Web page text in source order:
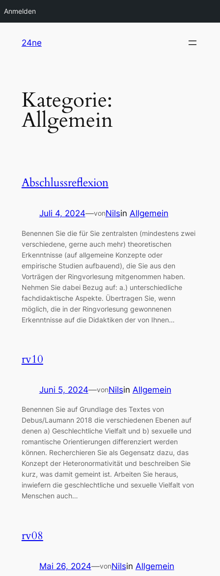
Anmelden
Inhalt24ne
Kategorie:
Allgemein
Abschlussreflexion
Juli 4, 2024—vonNilsin Allgemein
Benennen Sie die für Sie zentralsten (mindestens zwei
verschiedene, gerne auch mehr) theoretischen
Erkenntnisse (auf allgemeine Konzepte oder
empirische Studien aufbauend), die Sie aus den
Vorträgen der Ringvorlesung mitgenommen haben.
Nehmen Sie dabei Bezug auf: a.) unterschiedliche
fachdidaktische Aspekte. Übertragen Sie, wenn
möglich, die in der Ringvorlesung gewonnenen
Erkenntnisse auf die Didaktiken der von Ihnen…
rv10
Juni 5, 2024—vonNilsin Allgemein
Benennen Sie auf Grundlage des Textes von
Debus/Laumann 2018 die verschiedenen Ebenen auf
denen a) Geschlechtliche Vielfalt und b) sexuelle und
romantische Orientierungen differenziert werden
können. Recherchieren Sie als Gegensatz dazu, das
Konzept der Heteronormativität und beschreiben Sie
kurz, was damit gemeint ist. Arbeiten Sie heraus,
inwiefern die geschlechtliche und sexuelle Vielfalt von
Menschen auch…
rv08
Mai 26, 2024—vonNilsin Allgemein